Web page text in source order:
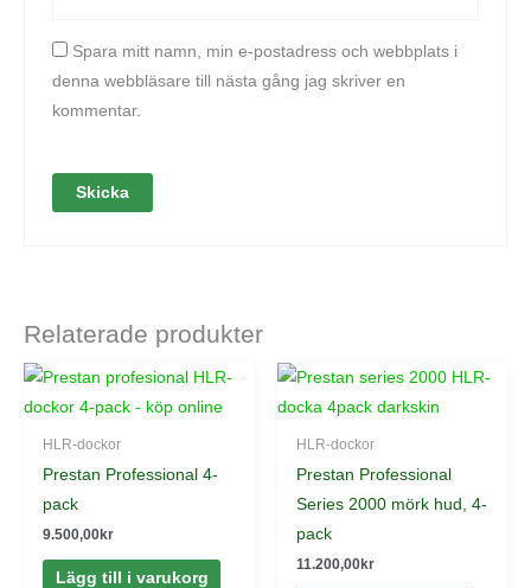
Spara mitt namn, min e-postadress och webbplats i
denna webbläsare till nästa gång jag skriver en
kommentar.
Relaterade produkter
HLR-dockor
Prestan Professional 4-
pack
9.500,00kr
Lägg till i varukorg
HLR-dockor
Prestan Professional
Series 2000 mörk hud, 4-
pack
11.200,00kr